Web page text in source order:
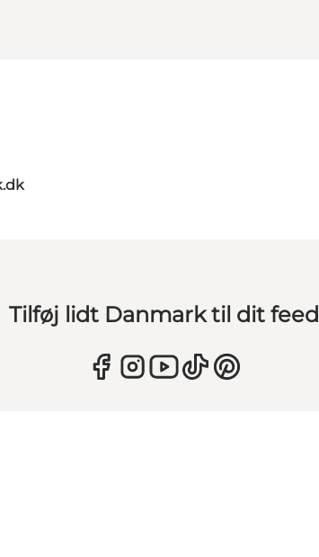
Tilføj lidt Danmark til dit feed